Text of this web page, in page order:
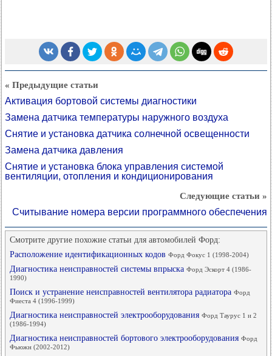
« Предыдущие статьи
Активация бортовой системы диагностики
Замена датчика температуры наружного воздуха
Снятие и установка датчика солнечной освещенности
Замена датчика давления
Снятие и установка блока управления системой
вентиляции, отопления и кондиционирования
Следующие статьи »
Считывание номера версии программного обеспечения
Смотрите другие похожие статьи для автомобилей Форд:
Расположение идентификационных кодов Форд Фокус 1 (1998-2004)
Диагностика неисправностей системы впрыска Форд Эскорт 4 (1986-
1990)
Поиск и устранение неисправностей вентилятора радиатора Форд
Фиеста 4 (1996-1999)
Диагностика неисправностей электрооборудования Форд Таурус 1 и 2
(1986-1994)
Диагностика неисправностей бортового электрооборудования Форд
Фьюжн (2002-2012)